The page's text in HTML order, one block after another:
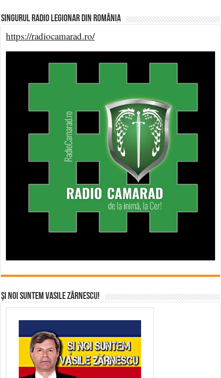
Singurul Radio Legionar din România
https://radiocamarad.ro/
Și noi suntem Vasile Zărnescu!